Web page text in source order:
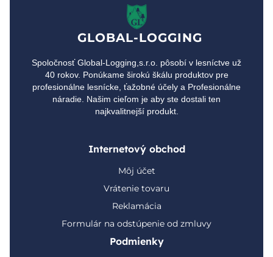
GLOBAL-LOGGING
Spoločnosť Global-Logging,s.r.o. pôsobí v lesníctve už
40 rokov. Ponúkame širokú škálu produktov pre
profesionálne lesnícke, ťažobné účely a Profesionálne
náradie. Našim cieľom je aby ste dostali ten
najkvalitnejší produkt.
Internetový obchod
Môj účet
Vrátenie tovaru
Reklamácia
Formulár na odstúpenie od zmluvy
Podmienky